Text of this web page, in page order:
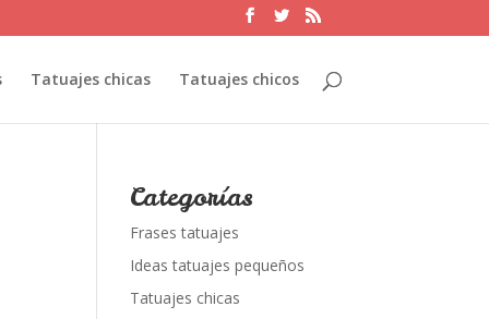
Tatuajes chicas Tatuajes chicos
Categorías
Frases tatuajes
Ideas tatuajes pequeños
Tatuajes chicas